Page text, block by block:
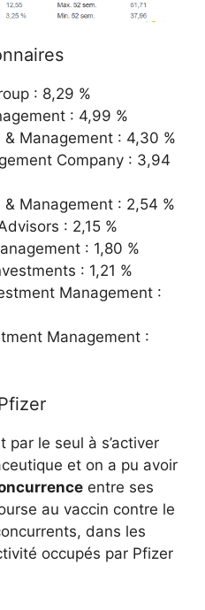
: 8,29 %
: 4,99 %
& Management : 4,30 %
Company : 3,94
& Management : 2,54 %
: 2,15 %
: 1,80 %
: 1,21 %
Management :
Management :
par le seul à s’activer
et on a pu avoir
entre ses
au vaccin contre le
dans les
occupés par Pfizer